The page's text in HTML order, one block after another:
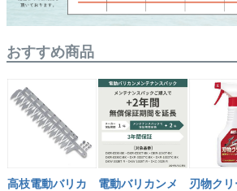
おすすめ商品
高枝電動バリカ
電動バリカンメ
刃物ク